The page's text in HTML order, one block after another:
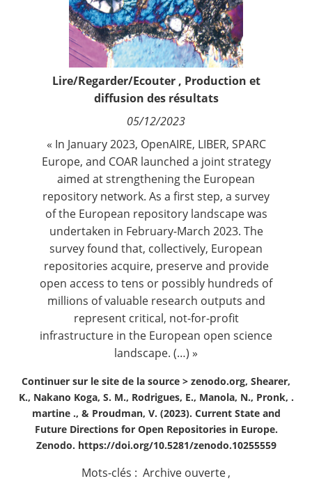
Nous suivre
Lire/Regarder/Ecouter, Production et
diffusion des résultats
05/12/2023
« In January 2023, OpenAIRE, LIBER, SPARC
Europe, and COARlaunched a joint strategy
aimed at strengthening the European
repository network. As a first step, a survey
of the European repository landscape was
undertaken in February-March 2023. The
survey found that, collectively, European
repositories acquire, preserve and provide
open access to tens or possibly hundreds of
millions of valuable research outputs and
represent critical, not-for-profit
infrastructure in the European open science
landscape. (…) »
Continuer sur le site de la source > zenodo.org, Shearer,
K., Nakano Koga, S. M., Rodrigues, E., Manola, N., Pronk, .
martine ., & Proudman, V. (2023). Current State and
Future Directions for Open Repositories in Europe.
Zenodo. https://doi.org/10.5281/zenodo.10255559
Mots-clés : Archive ouverte ,